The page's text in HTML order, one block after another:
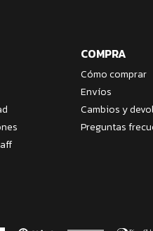
COMPRA
Cómo comprar
Envíos
Cambios y
Preguntas